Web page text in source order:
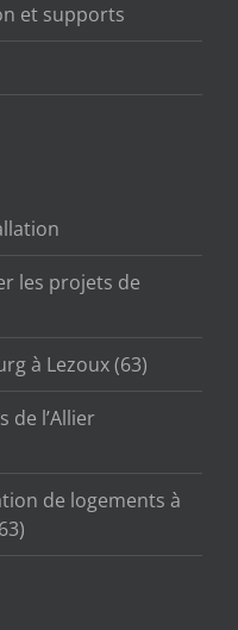
et supports
les projets de
à Lezoux (63)
de l’Allier
de logements à